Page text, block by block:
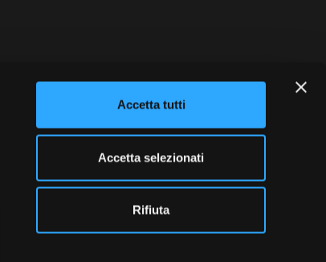
Accetta tutti
Accetta selezionati
Rifiuta